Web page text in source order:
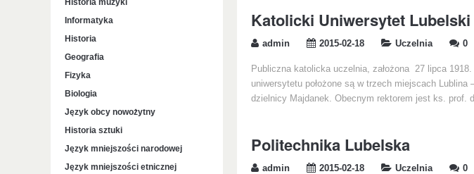
Katolicki Uniwersytet Lubelski
admin 2015-02-18 Uczelnia 0
Publiczna katolicka uczelnia, założona 27 lipca
uniwersytetu położone są w trzech miejscach
dzielnicy Majdanek. Obecnym rektorem jest ks. prof.
Politechnika Lubelska
admin 2015-02-18 Uczelnia 0
Historia muzyki
Informatyka
Historia
Geografia
Fizyka
Biologia
Język obcy nowożytny
Historia sztuki
Język mniejszości narodowej
Język mniejszości etnicznej